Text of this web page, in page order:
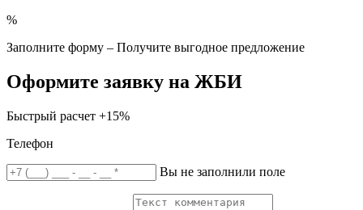
%
Заполните форму – Получите выгодное предложение
Оформите заявку на ЖБИ
Быстрый расчет +15%
Телефон
Вы не заполнили поле